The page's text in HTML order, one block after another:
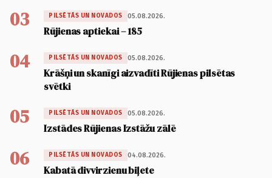
03 PILSĒTĀS UN NOVADOS 05.08.2026.
Rūjienas aptiekai – 185
04 PILSĒTĀS UN NOVADOS 05.08.2026.
Krāšņi un skanīgi aizvadīti Rūjienas pilsētas
svētki
05 PILSĒTĀS UN NOVADOS 05.08.2026.
Izstādes Rūjienas Izstāžu zālē
06 PILSĒTĀS UN NOVADOS 04.08.2026.
Kabatā divvirzienu biļete